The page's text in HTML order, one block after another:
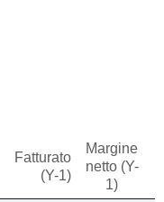
Fatturato
(Y-1)
Margine
netto (Y-
1)